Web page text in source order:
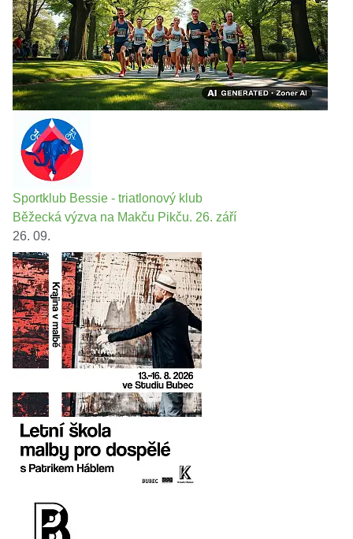
Sportklub Bessie - triatlonový klub
Běžecká výzva na Makču Pikču. 26. září
26. 09.